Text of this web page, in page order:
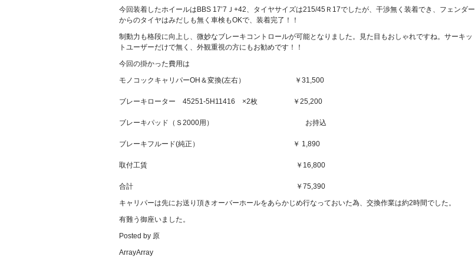
今回装着したホイールはBBS 17’7Ｊ+42、タイヤサイズは215/45Ｒ17でしたが、干渉無く装着でき、フェンダー
からのタイヤはみだしも無く車検もOKで、装着完了！！
制動力も格段に向上し、微妙なブレーキコントロールが可能となりました。見た目もおしゃれですね。サーキッ
トユーザーだけで無く、外観重視の方にもお勧めです！！
今回の掛かった費用は
モノコックキャリパーOH＆変換(左右） ￥31,500
ブレーキローター 45251-5H11416 ×2枚 ￥25,200
ブレーキパッド（Ｓ2000用） お持込
ブレーキフルード(純正） ￥ 1,890
取付工賃 ￥16,800
合計 ￥75,390
キャリパーは先にお送り頂きオーバーホールをあらかじめ行なっておいた為、交換作業は約2時間でした。
有難う御座いました。
Posted by 原
ArrayArray